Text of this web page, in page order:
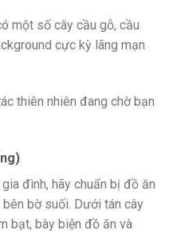
một số cây cầu gỗ, cầu
cực kỳ lãng mạn
đình, hãy chuẩn bị đồ ăn
bờ suối. Dưới tán cây
bạt, bày biện đồ ăn và